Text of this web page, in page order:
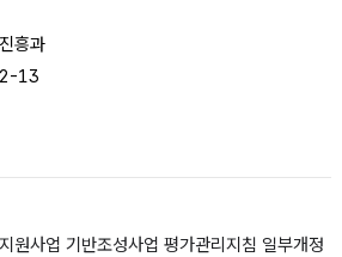
흥과
13
원사업 기반조성사업 평가관리지침 일부개정